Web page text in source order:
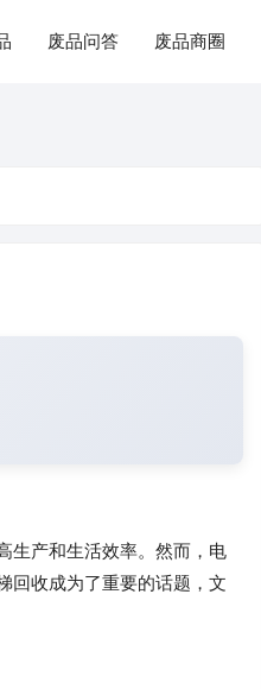
废品问答 废品商圈
生产和生活效率。然而，电
回收成为了重要的话题，文